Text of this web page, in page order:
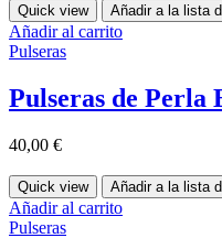
Quick view Añadir a la lista
Añadir al carrito
Pulseras
Pulseras de Perla
40,00 €
Quick view Añadir a la lista
Añadir al carrito
Pulseras